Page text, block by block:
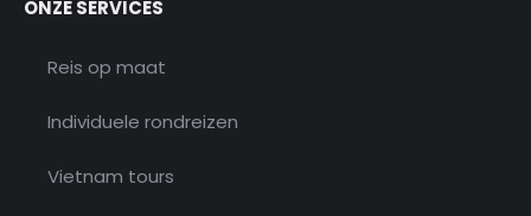
ONZE SERVICES
Reis op maat
Individuele rondreizen
Vietnam tours